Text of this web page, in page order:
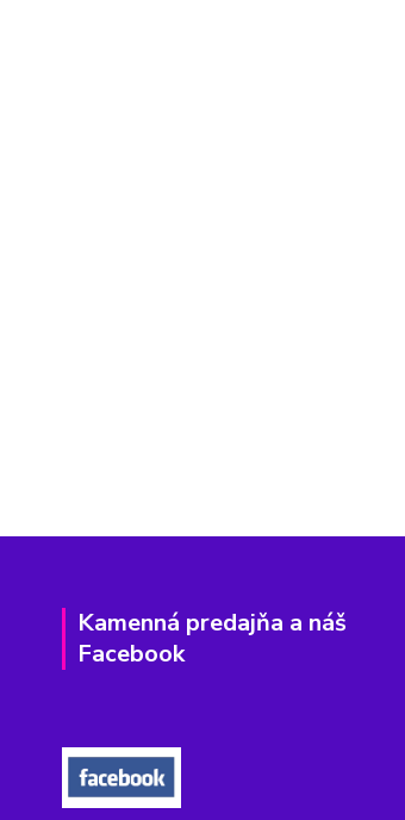
Kamenná predajňa a náš
Facebook